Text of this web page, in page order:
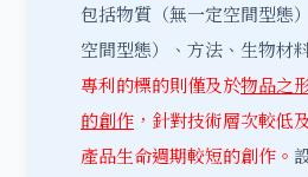
包括物質（無一定空間型態
空間型態）、方法、生物材
專利的標的則僅及於物品之
的創作 ，針對技術層次較低
產品生命週期較短的創作。